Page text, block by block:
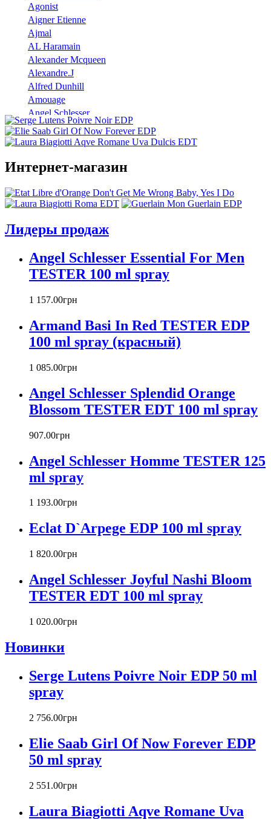
Agonist
Aigner Etienne
Ajmal
AL Haramain
Alexander Mcqueen
Alexandre.J
Alfred Dunhill
Amouage
Angel Schlesser
Anna Sui
Annayake
Antonio Banderas
Armaf
Armand Basi
Azzaro
Baldinini
Banana Republic
Betty Barclay
Bill Blass
Biotherm
Blumarine
Bond № 9
Boucheron
Bourjois
Britney Spears
Bruno Banani
Bvlgari
Byblos
Byredo
Cacharel
Canali
Carla Fracci
Carlos Moya
Caron
Cartier
Chanel
Charriol
Chloe
Christian Audigier
Christian Dior
Christian Lacroix
Cindy Crawford
Clinique
Clive Christian
CnR Create
Comme Des Garcons
Costume National
Интернет-магазин
Лидеры продаж
Angel Schlesser Essential For Men
TESTER 100 ml spray
1 157.00грн
Armand Basi In Red TESTER EDP
100 ml spray (красный)
1 085.00грн
Angel Schlesser Splendid Orange
Blossom TESTER EDT 100 ml spray
907.00грн
Angel Schlesser Homme TESTER 125
ml spray
1 193.00грн
Eclat D`Arpege EDP 100 ml spray
1 820.00грн
Angel Schlesser Joyful Nashi Bloom
TESTER EDT 100 ml spray
1 020.00грн
Новинки
Serge Lutens Poivre Noir EDP 50 ml
spray
2 756.00грн
Elie Saab Girl Of Now Forever EDP
50 ml spray
2 551 .00грн
Laura Biagiotti Aqve Romane Uva